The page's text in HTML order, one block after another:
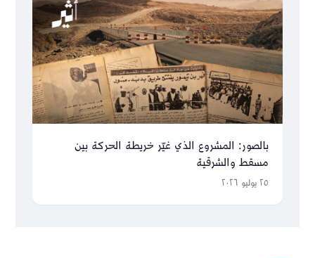
بالصور: المشروع الذي غيّر خريطة الحركة بين
مسقط والشرقية
٢٥ يوليو ٢٠٢٦